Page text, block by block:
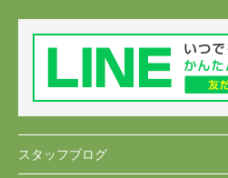
スタッフブログ